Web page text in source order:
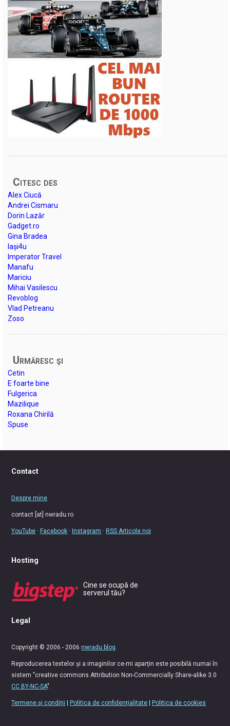
Citesc des
Alex Ciucă
Andrei Cismaru
Dorin Lazăr
Gadget.ro
Gina Bradea
Iași4u
Imperator Travel
Manafu
Mariciu
Mihai Vasilescu
Revoblog
Vlad Petreanu
Zoso
Urmăresc şi
Cetin
E foarte bine
Fulgerica
Mazilique
Roxana Chirilă
Spuse
Contact
Despre mine
contact [at] nwradu.ro
YouTube ·Facebook ·Instagram ·RSS Articole noi
Hosting
Cine se ocupă de
serverul tău?
Legal
Copyright © 2006 - 2006nwradu blog
Reproducerea textelor și a imaginilor ce-mi aparțin este posibilă numai în
sistem "creative commons Attribution Non-Commercially Share-alike 3.0
CC BY-NC-SA".
Termene și condiții |Politica de confidențialitate |Politica de cookies